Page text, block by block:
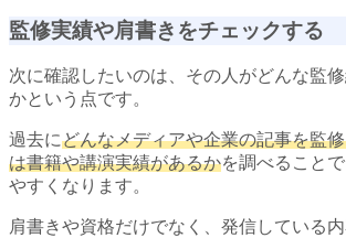
監修実績や肩書きをチェックする
次に確認したいのは、その人がどんな監
かという点です。
過去にどんなメディアや企業の記事を監
は書籍や講演実績があるかを調べること
やすくなります。
肩書きや資格だけでなく、発信している